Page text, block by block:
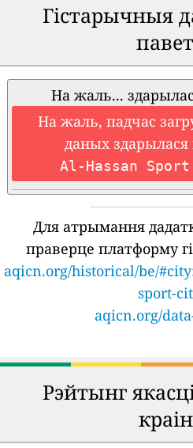
Гістарычныя
На жаль...
На жаль, падчас
даных
Al-Hassan
Для атрымання
праверце платформу
aqicn.org/historical/be/
sport-
aqicn.org/
Рэйтынг